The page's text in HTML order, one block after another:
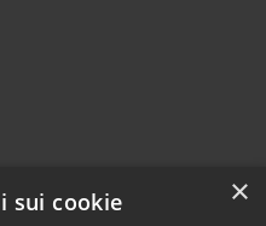
di feedback ×
sui cookie